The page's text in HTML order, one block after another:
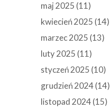
maj 2025 (11)
kwiecień 2025 (14)
marzec 2025 (13)
luty 2025 (11)
styczeń 2025 (10)
grudzień 2024(14)
listopad 2024(15)